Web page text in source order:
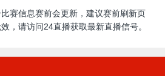
比赛信息赛前会更新，建议赛前刷新页
，请访问24直播获取最新直播信号。